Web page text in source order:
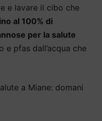
e lavare il cibo che
al 100% di
per la salute
e pfas dall’acqua che
a Miane: domani